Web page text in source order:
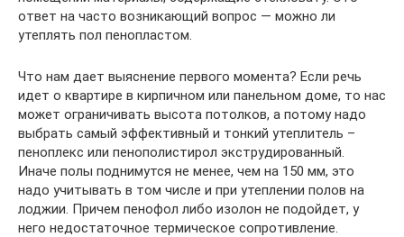
ответ на часто возникающий вопрос — можно ли
утеплять пол пенопластом.
Что нам дает выяснение первого момента? Если речь
идет о квартире в кирпичном или панельном доме, то нас
может ограничивать высота потолков, а потому надо
выбрать самый эффективный и тонкий утеплитель –
пеноплекс или пенополистирол экструдированный.
Иначе полы поднимутся не менее, чем на 150 мм, это
надо учитывать в том числе и при утеплении полов на
лоджии. Причем пенофол либо изолон не подойдет, у
него недостаточное термическое сопротивление.